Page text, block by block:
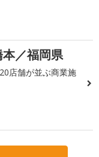
／福岡県
店舗が並ぶ商業施